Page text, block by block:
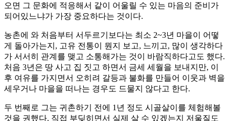
오면 그 문화에 적응해서 같이 어울릴 수 있는 마음의 준비가
되어있느냐가 가장 중요하다는 것이다.
농촌에 와 처음부터 서두르기보다는 최소 2~3년 마을이 어떻
게 돌아가는지, 고유 전통이 뭔지 보고, 느끼고, 많이 생각하다
가 서서히 관계를 맺고 소통해가는 것이 바람직하다고도 했다.
처음 3년은 땅 사고 집 짓고 하면서 금세 세월을 보내지만, 이
후 여유를 가지면서 오히려 갈등과 불화를 만들어 이웃과 벽을
세우거나 마을을 떠나는 경우도 드물지 않다고 한다.
두 번째로 그는 귀촌하기 전에 1년 정도 시골살이를 체험해볼
것을 권했다. 직접 부딪히면서 실제 살 수 있겠는지 저울질도